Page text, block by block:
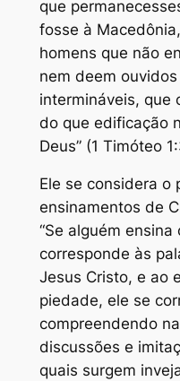
que
fosse à
homens que não
nem deem
intermináveis, que
do que edificação
Deus” (1 Timóteo
Ele se considera o
ensinamentos de
“Se alguém
corresponde às
Jesus Cristo, e ao
piedade, ele se
compreendendo
discussões e
quais surgem